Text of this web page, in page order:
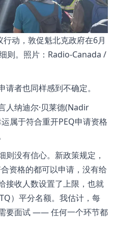
动，敦促魁北克政府在6月
则。照片：Radio-Canada /
者也同样感到不确定。
人纳迪尔·贝莱德(Nadir
属于符合重开PEQ申请资格
则没有信心。新政策规定，
资格的都可以申请，没有给
接收人数设置了上限，也就
）平分名额。我估计，每
要面试 —— 任何一个环节都